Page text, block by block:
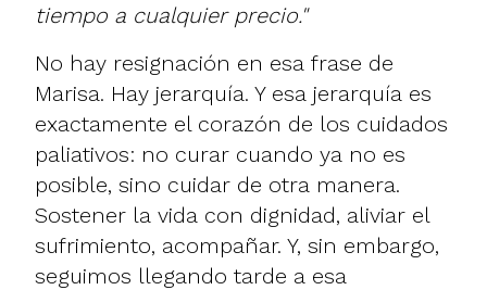
tiempo a cualquier precio."
No hay resignación en esa frase de
Marisa. Hay jerarquía. Y esa jerarquía es
exactamente el corazón de los cuidados
paliativos: no curar cuando ya no es
posible, sino cuidar de otra manera.
Sostener la vida con dignidad, aliviar el
sufrimiento, acompañar. Y, sin embargo,
seguimos llegando tarde a esa